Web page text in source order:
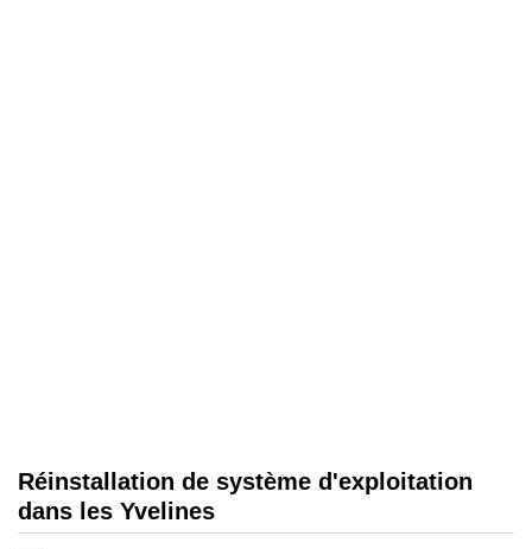
Réinstallation de système d'exploitation
dans les Yvelines